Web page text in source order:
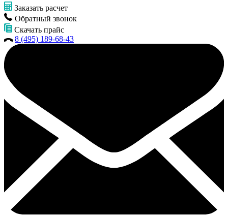
Заказать расчет
Обратный звонок
Скачать прайс
8 (495) 189-68-43